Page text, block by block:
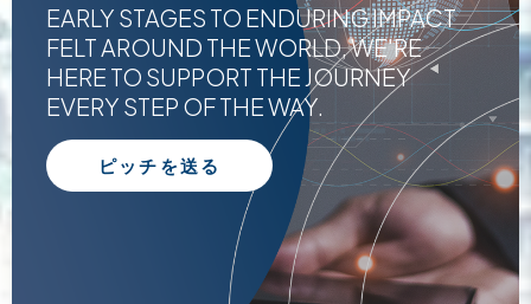
EARLY STAGES TO ENDURING IMPACT
FELT AROUND THE WORLD, WE'RE
HERE TO SUPPORT THE JOURNEY
EVERY STEP OF THE WAY.
ピッチを送る